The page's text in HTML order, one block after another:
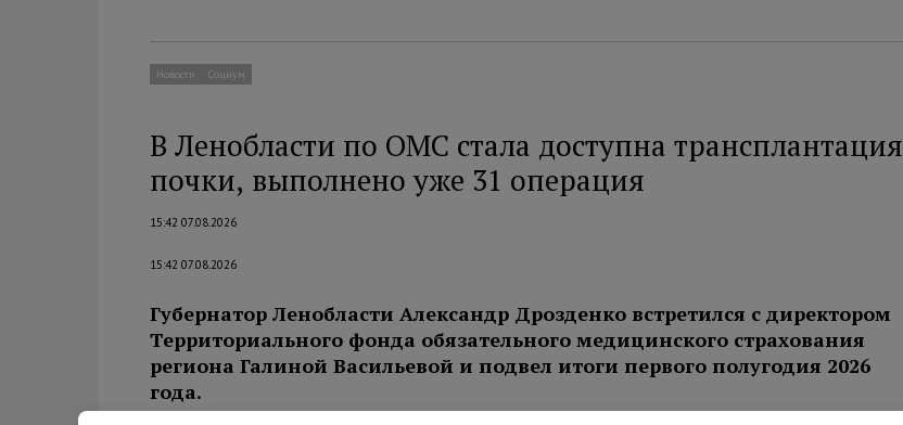
Новости Социум
В Ленобласти по ОМС стала доступна трансплантация
почки, выполнено уже 31 операция
15:42 07.08.2026
15:42 07.08.2026
Губернатор Ленобласти Александр Дрозденко встретился с директором
Территориального фонда обязательного медицинского страхования
региона Галиной Васильевой и подвел итоги первого полугодия 2026
года.